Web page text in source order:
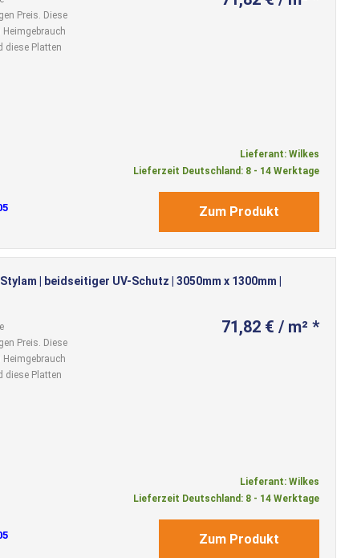
Preis. Diese
Heimgebrauch
diese Platten
Lieferant: Wilkes
Lieferzeit Deutschland: 8 - 14 Werktage
Zum Produkt
| beidseitiger UV-Schutz | 3050mm x 1300mm |
Preis. Diese
Heimgebrauch
diese Platten
71,82 € / m² *
Lieferant: Wilkes
Lieferzeit Deutschland: 8 - 14 Werktage
Zum Produkt